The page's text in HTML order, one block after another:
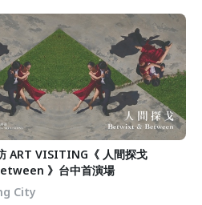
ART VISITING《 人間探戈
》台中首演場
City